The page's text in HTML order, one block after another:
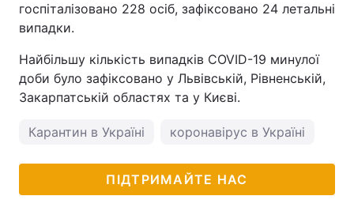
госпіталізовано 228 осіб, зафіксовано 24 летальні
випадки.
Найбільшу кількість випадків COVID-19 минулої
доби було зафіксовано у Львівській, Рівненській,
Закарпатській областях та у Києві.
Карантин в Україні коронавірус в Україні
ПІДТРИМАЙТЕ НАС